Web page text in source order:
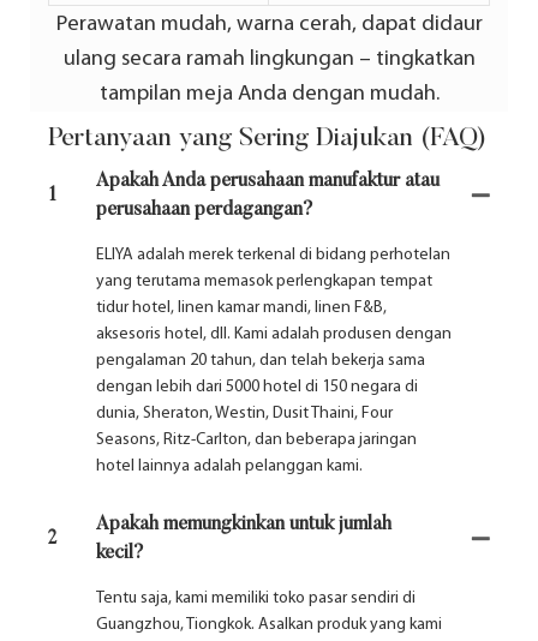
Perawatan mudah, warna cerah, dapat didaur
ulang secara ramah lingkungan – tingkatkan
tampilan meja Anda dengan mudah.
Pertanyaan yang Sering Diajukan (FAQ)
1
Apakah Anda perusahaan manufaktur atau
perusahaan perdagangan?
ELIYA adalah merek terkenal di bidang perhotelan
yang terutama memasok perlengkapan tempat
tidur hotel, linen kamar mandi, linen F&B,
aksesoris hotel, dll. Kami adalah produsen dengan
pengalaman 20 tahun, dan telah bekerja sama
dengan lebih dari 5000 hotel di 150 negara di
dunia, Sheraton, Westin, Dusit Thaini, Four
Seasons, Ritz-Carlton, dan beberapa jaringan
hotel lainnya adalah pelanggan kami.
2
Apakah memungkinkan untuk jumlah
kecil?
Tentu saja, kami memiliki toko pasar sendiri di
Guangzhou, Tiongkok. Asalkan produk yang kami